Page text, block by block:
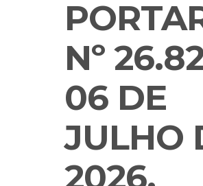
Nº
06 DE
JULHO
2026.